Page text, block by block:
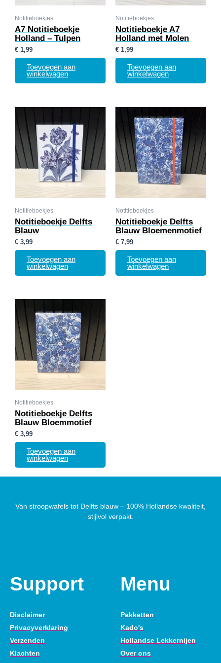
Notitieboekjes
A7 Notitieboekje
Holland – Tulpen
€ 1,99
Toevoegen aan
winkelwagen
Notitieboekjes
Notitieboekje A7
Holland met Molen
€ 1,99
Toevoegen aan
winkelwagen
Notitieboekjes
Notitieboekje Delfts
Blauw
€ 3,99
Toevoegen aan
winkelwagen
Notitieboekjes
Notitieboekje Delfts
Blauw Bloemenmotief
€ 7,99
Toevoegen aan
winkelwagen
Notitieboekjes
Notitieboekje Delfts
Blauw Bloemmotief
€ 3,99
Toevoegen aan
winkelwagen
Van stroopwafels tot Delfts blauw – 100% Hollandse kwaliteit,
stijlvol verpakt.
Support
Disclaimer
Privacyverklaring
Verzenden
Klachten
Menu
Pakketten
Kado's
Hollandse Lekkernijen
Over ons